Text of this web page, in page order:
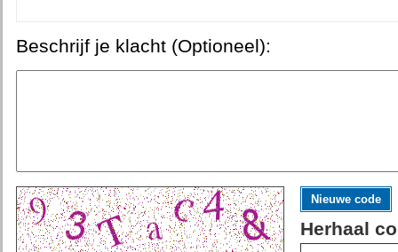
Beschrijf je klacht (Optioneel):
Nieuwe code
Herhaal